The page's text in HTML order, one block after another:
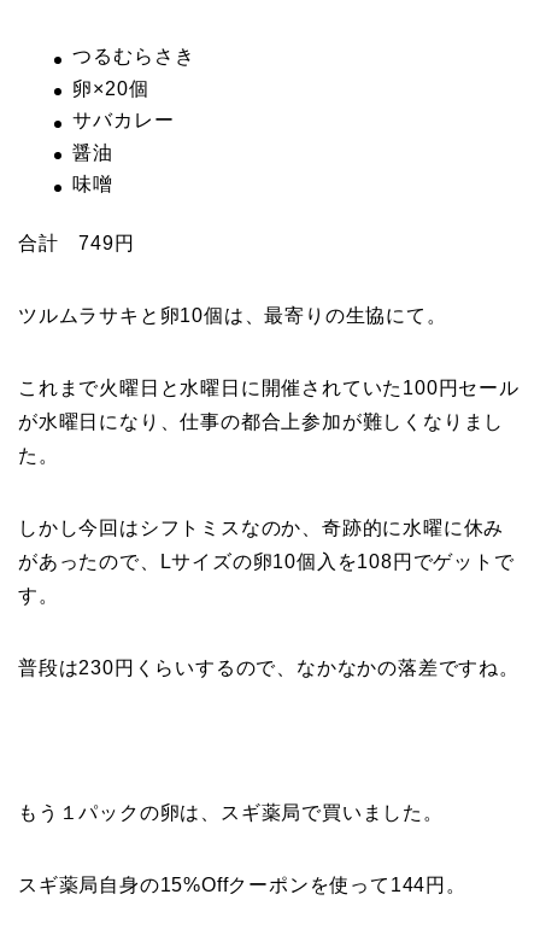
つるむらさき
卵×20個
サバカレー
醤油
味噌
合計 749円
ツルムラサキと卵10個は、最寄りの生協にて。
これまで火曜日と水曜日に開催されていた100円セール
が水曜日になり、仕事の都合上参加が難しくなりまし
た。
しかし今回はシフトミスなのか、奇跡的に水曜に休み
があったので、Lサイズの卵10個入を108円でゲットで
す。
普段は230円くらいするので、なかなかの落差ですね。
もう１パックの卵は、スギ薬局で買いました。
スギ薬局自身の15%Offクーポンを使って144円。